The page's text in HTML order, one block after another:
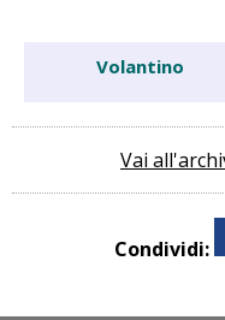
Volantino
Vai
Condividi: